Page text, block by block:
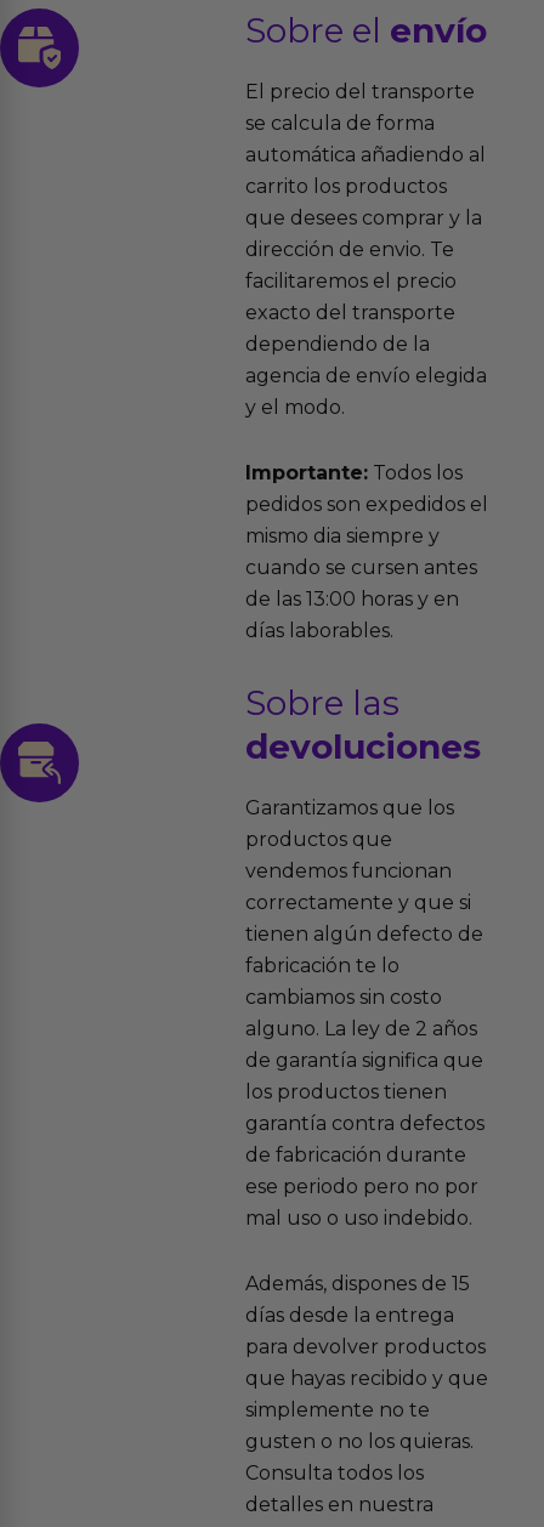
Sobre el envío
El precio del transporte
se calcula de forma
automática añadiendo al
carrito los productos
que desees comprar y la
dirección de envio. Te
facilitaremos el precio
exacto del transporte
dependiendo de la
agencia de envío elegida
y el modo.
Importante:Todos los
pedidos son expedidos el
mismo dia siempre y
cuando se cursen antes
de las 13:00 horas y en
días laborables.
Sobre las
devoluciones
Garantizamos que los
productos que
vendemos funcionan
correctamente y que si
tienen algún defecto de
fabricación te lo
cambiamos sin costo
alguno. La ley de 2 años
de garantía significa que
los productos tienen
garantía contra defectos
de fabricación durante
ese periodo pero no por
mal uso o uso indebido.
Además, dispones de 15
días desde la entrega
para devolver productos
que hayas recibido y que
simplemente no te
gusten o no los quieras.
Consulta todos los
detalles en nuestra